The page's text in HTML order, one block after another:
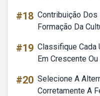
#18 Contribuição
Formação Da
#19 Classifique Cada
Em Crescente
#20 Selecione A
Corretamente A